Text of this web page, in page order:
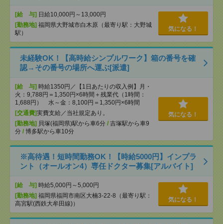
[給 与] 日給10,000円～13,000円
[勤務地] 福岡県大野城市白木原（最寄り駅：大野城
駅）
気になる！
未経験OK！【高時給シンプルワーク】箱の番号を確
認→その番号の場所へ運ぶ[派遣]
[給 与] 時給1350円／【1日あたりの収入例】月・
火：9,788円＝1,350円×6時間＋残業代（1時間：
1,688円） 水～金：8,100円＝1,350円×6時間
[交通費]実費支給／当社規定あり。
[勤務地] 貝塚(福岡県)駅から車6分 / 吉塚駅から車9
分 / 博多駅から車10分
気になる！
※高待遇！短時間勤務OK！【時給5000円】インプラ
ント（オールオン4）専任ドクター募集[アルバイト]
[給 与] 時給5,000円～5,000円
[勤務地] 福岡県福岡市南区大楠3-22-8（最寄り駅：
高宮駅(西鉄大牟田線)）
気になる！